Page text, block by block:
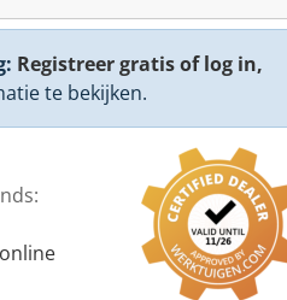
Registreer gratis of log in,
te bekijken.